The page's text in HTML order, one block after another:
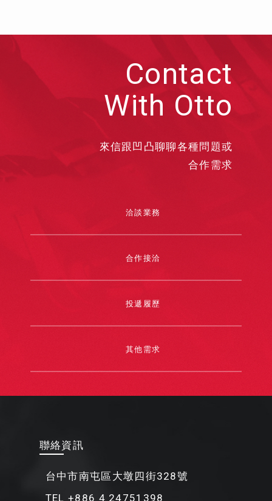
Contact
With Otto
來信跟凹凸聊聊各種問題或
合作需求
洽談業務
合作接洽
投遞履歷
其他需求
聯絡資訊
台中市南屯區大墩四街328號
TEL +886 4 24751398